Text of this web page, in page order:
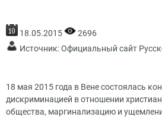
18.05.2015
2696
Источник:Официальный сайт
18 мая 2015 года в Вене состоялась
дискриминацией в отношении
общества, маргинализацию и